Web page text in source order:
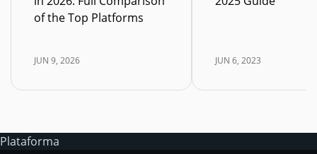
of the Top Platforms
JUN 9, 2026 JUN 6, 2023
Plataforma